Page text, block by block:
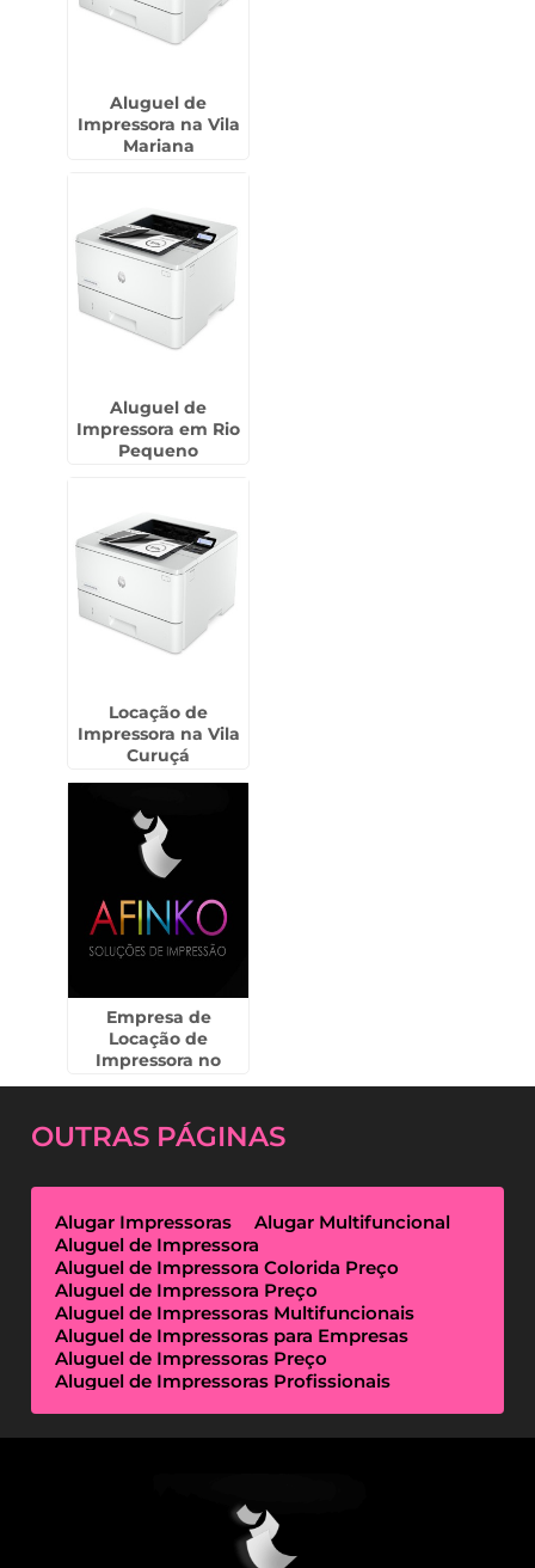
Aluguel de
Impressora na Vila
Mariana
Aluguel de
Impressora em Rio
Pequeno
Locação de
Impressora na Vila
Curuçá
Empresa de
Locação de
Impressora no
Cambuci
OUTRAS PÁGINAS
Alugar Impressoras
Alugar Multifuncional
Aluguel de Impressora
Aluguel de Impressora Colorida Preço
Aluguel de Impressora Preço
Aluguel de Impressoras Multifuncionais
Aluguel de Impressoras para Empresas
Aluguel de Impressoras Preço
Aluguel de Impressoras Profissionais
Empresas de Outsourcing de Impressão
Impressoras Multifuncionais Locação
Locação de Impressora